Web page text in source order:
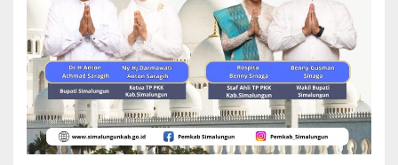
Bupati Simalungun juga berharap seluruh peserta dan kontingen
Kabupaten Simalungun yang mengikuti PENAS XVII dapat
memanfaatkan kegiatan tersebut sebagai sarana bertukar
pengalaman, memperluas pengetahuan, serta membawa pulang
berbagai inovasi yang dapat diterapkan untuk meningkatkan
kesejahteraan petani dan nelayan di Kabupaten Simalungun.
“Melalui PENAS XVII ini, kita berharap semakin banyak ilmu,